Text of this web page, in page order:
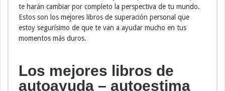
te harán cambiar por completo la perspectiva de tu mundo.
Estos son los mejores libros de superación personal que
estoy segurísimo de que te van a ayudar mucho en tus
momentos más duros.
Los mejores libros de
autoayuda – autoestima